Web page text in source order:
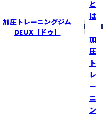
加圧トレーニングジム
DEUX［ドゥ］
加
圧
ト
レ
ー
ニ
ン
切！
時間フィットネスジムは貸
ンベンチを好きなだけ挑戦
人しかいないのに集中出来